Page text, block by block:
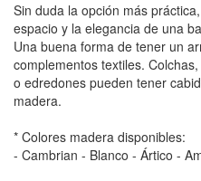
Sin duda la opción más
espacio y la elegancia de una
Una buena forma de tener un
complementos textiles.
o edredones pueden tener
madera.
* Colores madera disponibles:
- Cambrian - Blanco - Ártico -